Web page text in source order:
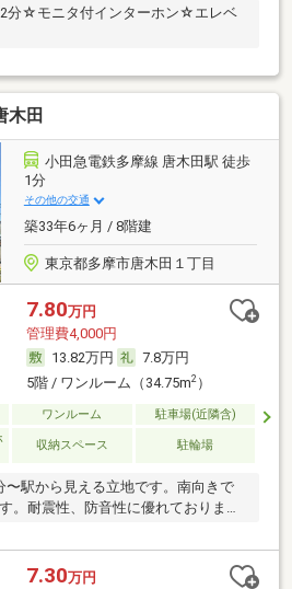
分☆モニタ付インターホン☆エレベ
木田
小田急電鉄多摩線 唐木田駅 徒歩
1分
その他の交通
築33年6ヶ月 / 8階建
東京都多摩市唐木田１丁目
7.80万円
管理費4,000円
13.82万円
7.8万円
5階 / ワンルーム（34.75m2）
ワンルーム
駐車場(近隣含)
収納スペース 駐輪場
〜駅から見える立地です。南向きで
。耐震性、防音性に優れておりま
7.30万円